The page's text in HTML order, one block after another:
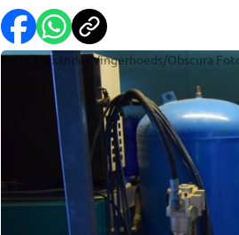
Foto: Alexander Vingerhoeds/Obscura